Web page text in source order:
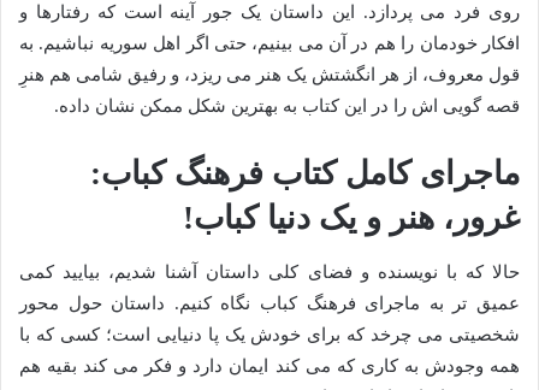
روی فرد می پردازد. این داستان یک جور آینه است که رفتارها و
افکار خودمان را هم در آن می بینیم، حتی اگر اهل سوریه نباشیم. به
قول معروف، از هر انگشتش یک هنر می ریزد، و رفیق شامی هم هنرِ
قصه گویی اش را در این کتاب به بهترین شکل ممکن نشان داده.
ماجرای کامل کتاب فرهنگ کباب:
غرور، هنر و یک دنیا کباب!
حالا که با نویسنده و فضای کلی داستان آشنا شدیم، بیایید کمی
عمیق تر به ماجرای فرهنگ کباب نگاه کنیم. داستان حول محور
شخصیتی می چرخد که برای خودش یک پا دنیایی است؛ کسی که با
همه وجودش به کاری که می کند ایمان دارد و فکر می کند بقیه هم